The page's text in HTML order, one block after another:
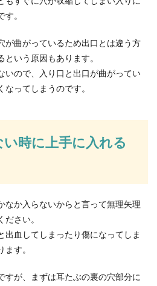
卵を産んで孵化し、やがて小さな稚魚とな
りませ...
しつけの方法を伝授！生後3ヶ月の
しつけの方法を知りたい！新生児の頃は、ミ
母乳を飲めば寝てくれたのに、生後3ヶ月
の新入生ガイダンスの服装は？服
メイクのポイントを解説
新入生ガイダンスに参加するとき、一体ど
はない...
。
が曲がっているため出口とは違う方
いう原因もあります。
いので、入り口と出口が曲がってい
ってしまうのです。
時に上手に入れる
なか入らないからと言って無理矢理
さい。
出血してしまったり傷になってしま
す。
すが、まずは耳たぶの裏の穴部分に